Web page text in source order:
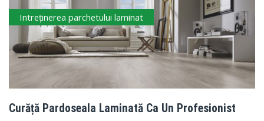
Intreţinerea parchetului laminat
Curăță Pardoseala Laminată Ca Un Profesionist